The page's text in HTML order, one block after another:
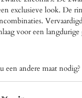
exclusieve look. De
voor een langdurige
een andere maat